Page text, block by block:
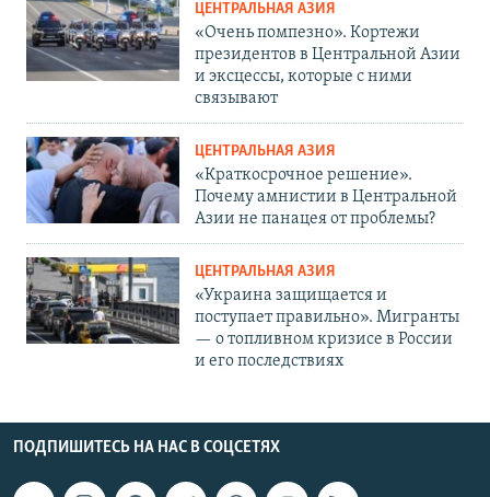
ЦЕНТРАЛЬНАЯ АЗИЯ
«Очень помпезно». Кортежи
президентов в Центральной Азии
и эксцессы, которые с ними
связывают
ЦЕНТРАЛЬНАЯ АЗИЯ
«Краткосрочное решение».
Почему амнистии в Центральной
Азии не панацея от проблемы?
ЦЕНТРАЛЬНАЯ АЗИЯ
«Украина защищается и
поступает правильно». Мигранты
— о топливном кризисе в России
и его последствиях
ПОДПИШИТЕСЬ НА НАС В СОЦСЕТЯХ